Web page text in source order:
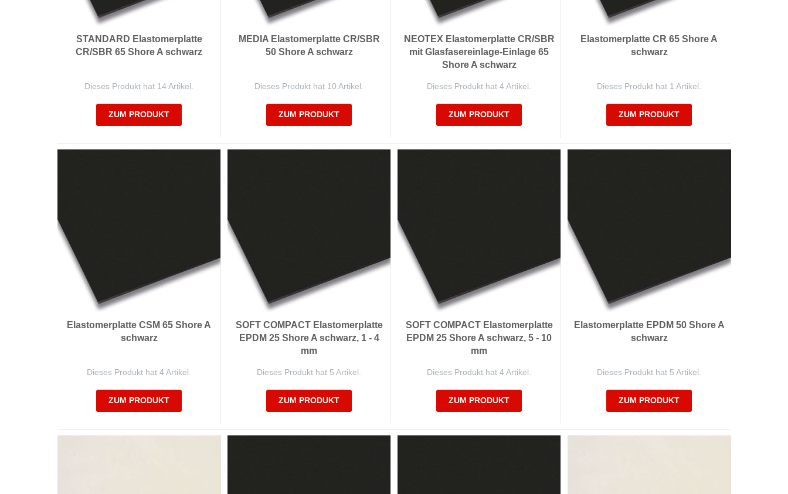
STANDARD Elastomerplatte
CR/SBR 65 Shore A schwarz
Dieses Produkt hat 14 Artikel.
ZUM PRODUKT
MEDIA Elastomerplatte CR/SBR
50 Shore A schwarz
Dieses Produkt hat 10 Artikel.
ZUM PRODUKT
NEOTEX Elastomerplatte CR/SBR
mit Glasfasereinlage-Einlage 65
Shore A schwarz
Dieses Produkt hat 4 Artikel.
ZUM PRODUKT
Elastomerplatte CR 65 Shore A
schwarz
Dieses Produkt hat 1 Artikel.
ZUM PRODUKT
Elastomerplatte CSM 65 Shore A
schwarz
Dieses Produkt hat 4 Artikel.
ZUM PRODUKT
SOFT COMPACT Elastomerplatte
EPDM 25 Shore A schwarz, 1 - 4
mm
Dieses Produkt hat 5 Artikel.
ZUM PRODUKT
SOFT COMPACT Elastomerplatte
EPDM 25 Shore A schwarz, 5 - 10
mm
Dieses Produkt hat 4 Artikel.
ZUM PRODUKT
Elastomerplatte EPDM 50 Shore A
schwarz
Dieses Produkt hat 5 Artikel.
ZUM PRODUKT